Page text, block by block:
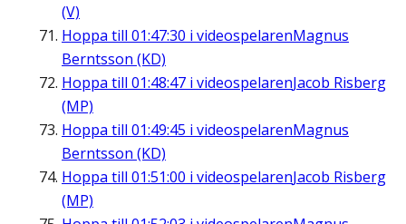
(V)
Hoppa till 01:47:30 i videospelarenMagnus
Berntsson (KD)
Hoppa till 01:48:47 i videospelarenJacob Risberg
(MP)
Hoppa till 01:49:45 i videospelarenMagnus
Berntsson (KD)
Hoppa till 01:51:00 i videospelarenJacob Risberg
(MP)